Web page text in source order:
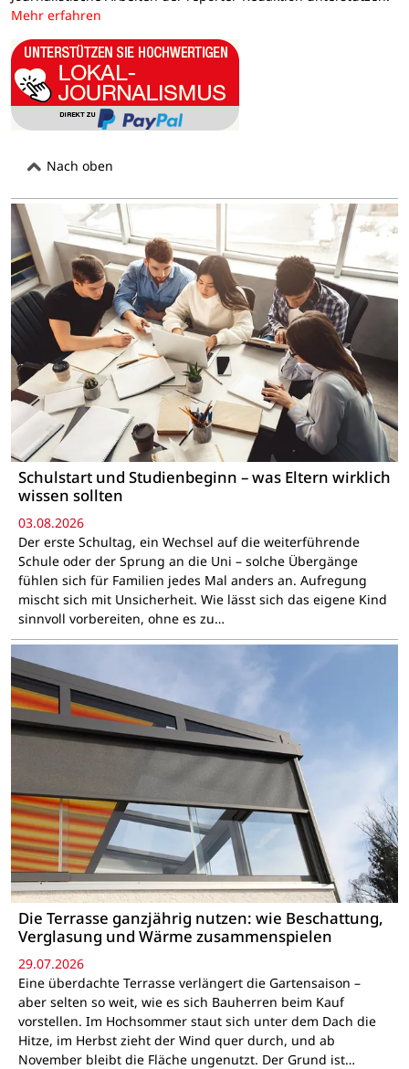
Mehr erfahren
Nach oben
Schulstart und Studienbeginn – was Eltern wirklich
wissen sollten
03.08.2026
Der erste Schultag, ein Wechsel auf die weiterführende
Schule oder der Sprung an die Uni – solche Übergänge
fühlen sich für Familien jedes Mal anders an. Aufregung
mischt sich mit Unsicherheit. Wie lässt sich das eigene Kind
sinnvoll vorbereiten, ohne es zu…
Die Terrasse ganzjährig nutzen: wie Beschattung,
Verglasung und Wärme zusammenspielen
29.07.2026
Eine überdachte Terrasse verlängert die Gartensaison –
aber selten so weit, wie es sich Bauherren beim Kauf
vorstellen. Im Hochsommer staut sich unter dem Dach die
Hitze, im Herbst zieht der Wind quer durch, und ab
November bleibt die Fläche ungenutzt. Der Grund ist…